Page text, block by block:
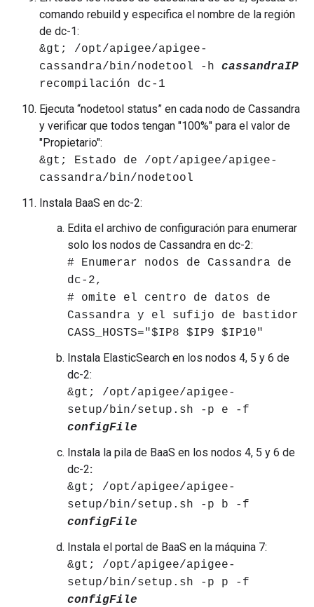
comando rebuild y especifica el nombre de la región
de dc-1:
&gt; /opt/apigee/apigee-
cassandra/bin/nodetool -h cassandraIP
recompilación dc-1
Ejecuta “nodetool status” en cada nodo de Cassandra
y verificar que todos tengan "100%" para el valor de
"Propietario":
&gt; Estado de /opt/apigee/apigee-
cassandra/bin/nodetool
Instala BaaS en dc-2:
Edita el archivo de configuración para enumerar
solo los nodos de Cassandra en dc-2:
# Enumerar nodos de Cassandra de
dc-2,
# omite el centro de datos de
Cassandra y el sufijo de bastidor
CASS_HOSTS="$IP8 $IP9 $IP10"
Instala ElasticSearch en los nodos 4, 5 y 6 de
dc-2:
&gt; /opt/apigee/apigee-
setup/bin/setup.sh -p e -f
configFile
Instala la pila de BaaS en los nodos 4, 5 y 6 de
dc-2:
&gt; /opt/apigee/apigee-
setup/bin/setup.sh -p b -f
configFile
Instala el portal de BaaS en la máquina 7:
&gt; /opt/apigee/apigee-
setup/bin/setup.sh -p p -f
configFile